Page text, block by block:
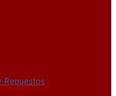
Repuestos